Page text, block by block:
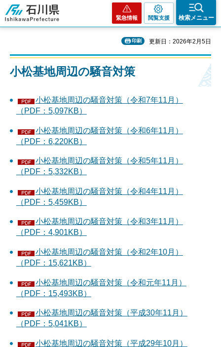
石川県
緊急情報 閲覧支援 検索メニュー
印刷 更新日：2026年2月5日
小松基地周辺の騒音対策
小松基地周辺の騒音対策（令和7年11月）
（PDF：5,097KB）
小松基地周辺の騒音対策（令和6年11月）
（PDF：6,220KB）
小松基地周辺の騒音対策（令和5年11月）
（PDF：5,332KB）
小松基地周辺の騒音対策（令和4年11月）
（PDF：5,459KB）
小松基地周辺の騒音対策（令和3年11月）
（PDF：4,901KB）
小松基地周辺の騒音対策（令和2年10月）
（PDF：15,621KB）
小松基地周辺の騒音対策（令和元年11月）
（PDF：15,493KB）
小松基地周辺の騒音対策（平成30年11月）
（PDF：5,041KB）
小松基地周辺の騒音対策（平成29年10月）